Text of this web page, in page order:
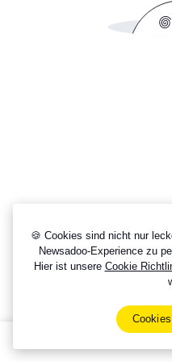
🍪 Cookies sind nicht nur
Newsadoo-Experience zu
Hier ist unsere Cookie